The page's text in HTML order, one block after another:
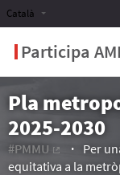
Participa
Català
Pla
2025-2030
#PMMU
(Enllaç
Per
equitativa a la